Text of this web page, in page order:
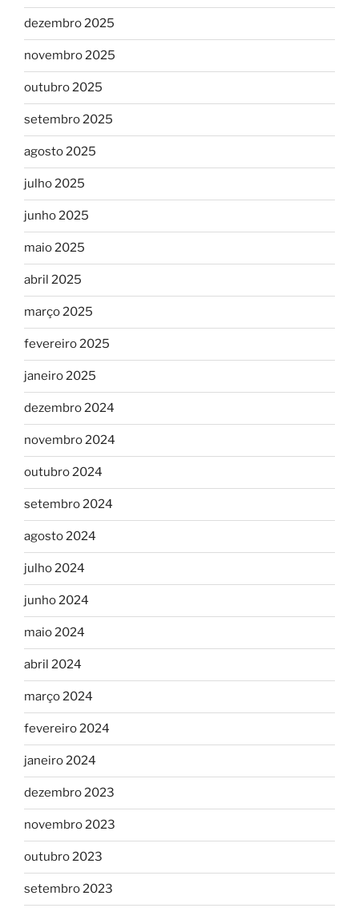
dezembro 2025
novembro 2025
outubro 2025
setembro 2025
agosto 2025
julho 2025
junho 2025
maio 2025
abril 2025
março 2025
fevereiro 2025
janeiro 2025
dezembro 2024
novembro 2024
outubro 2024
setembro 2024
agosto 2024
julho 2024
junho 2024
maio 2024
abril 2024
março 2024
fevereiro 2024
janeiro 2024
dezembro 2023
novembro 2023
outubro 2023
setembro 2023